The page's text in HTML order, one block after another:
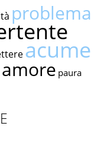
problema
acume
amore paura